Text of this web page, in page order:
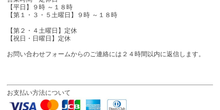
【平日】９時 ～１８時
【第１・３・５土曜日】９時 ～１８時
【第２・４土曜日】定休
【祝日・日曜日】定休
お問い合わせフォームからのご連絡には２４時間以内に返信します。
お支払い方法について